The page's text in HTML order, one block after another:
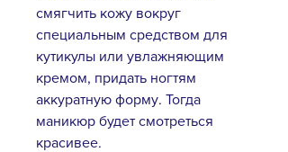
смягчить кожу вокруг
специальным средством для
кутикулы или увлажняющим
кремом, придать ногтям
аккуратную форму. Тогда
маникюр будет смотреться
красивее.